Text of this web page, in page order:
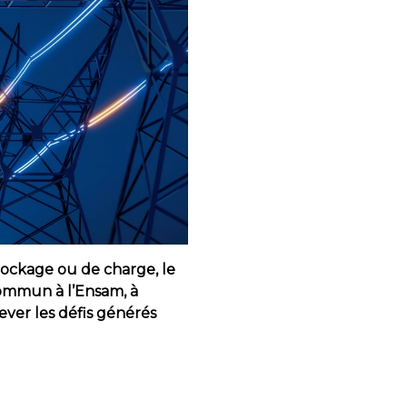
ou de charge, le
à l’Ensam, à
les défis générés